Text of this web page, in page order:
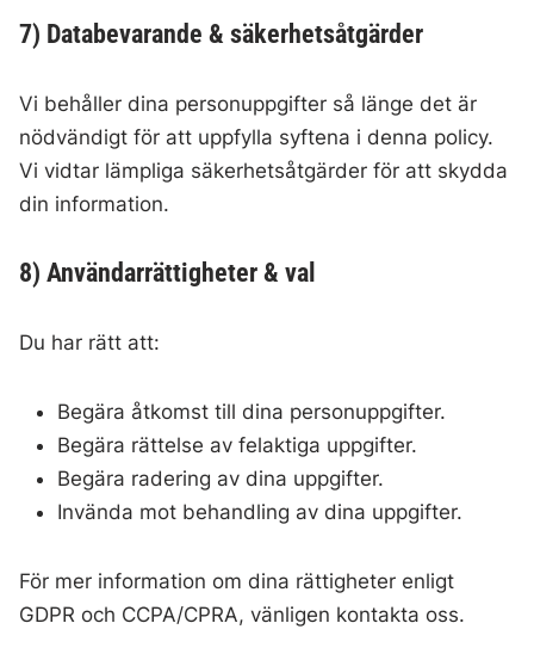
7) Databevarande & säkerhetsåtgärder
Vi behåller dina personuppgifter så länge det är
nödvändigt för att uppfylla syftena i denna policy.
Vi vidtar lämpliga säkerhetsåtgärder för att skydda
din information.
8) Användarrättigheter & val
Du har rätt att:
Begära åtkomst till dina personuppgifter.
Begära rättelse av felaktiga uppgifter.
Begära radering av dina uppgifter.
Invända mot behandling av dina uppgifter.
För mer information om dina rättigheter enligt
GDPR och CCPA/CPRA, vänligen kontakta oss.